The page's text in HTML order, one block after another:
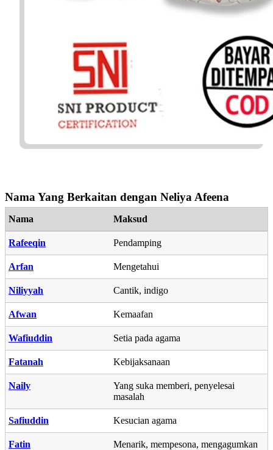
Nama Yang Berkaitan dengan Neliya Afeena
Nama Maksud
Rafeeqin Pendamping
Arfan Mengetahui
Niliyyah Cantik, indigo
Afwan Kemaafan
Wafiuddin Setia pada agama
Fatanah Kebijaksanaan
Naily
Yang suka memberi, penyelesai
masalah
Safiuddin Kesucian agama
Fatin Menarik, mempesona, mengagumkan